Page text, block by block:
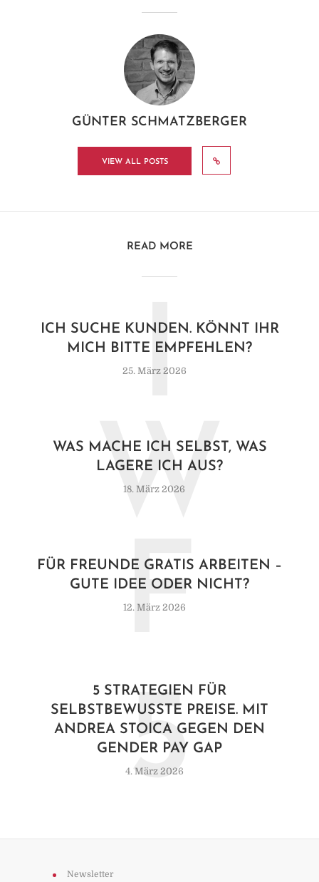
GÜNTER SCHMATZBERGER
VIEW ALL POSTS
READ MORE
ICH SUCHE KUNDEN. KÖNNT IHR
MICH BITTE EMPFEHLEN?
25. März 2026
I
WAS MACHE ICH SELBST, WAS
LAGERE ICH AUS?
18. März 2026
W
FÜR FREUNDE GRATIS ARBEITEN –
GUTE IDEE ODER NICHT?
12. März 2026
F
5 STRATEGIEN FÜR
SELBSTBEWUSSTE PREISE. MIT
ANDREA STOICA GEGEN DEN
GENDER PAY GAP
4. März 2026
5
Newsletter